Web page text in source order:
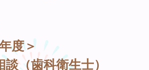
度＞
（歯科衛生士）